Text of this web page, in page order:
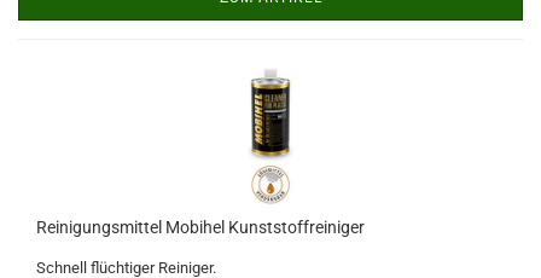
Reinigungsmittel Mobihel Kunststoffreiniger
Schnell flüchtiger Reiniger.